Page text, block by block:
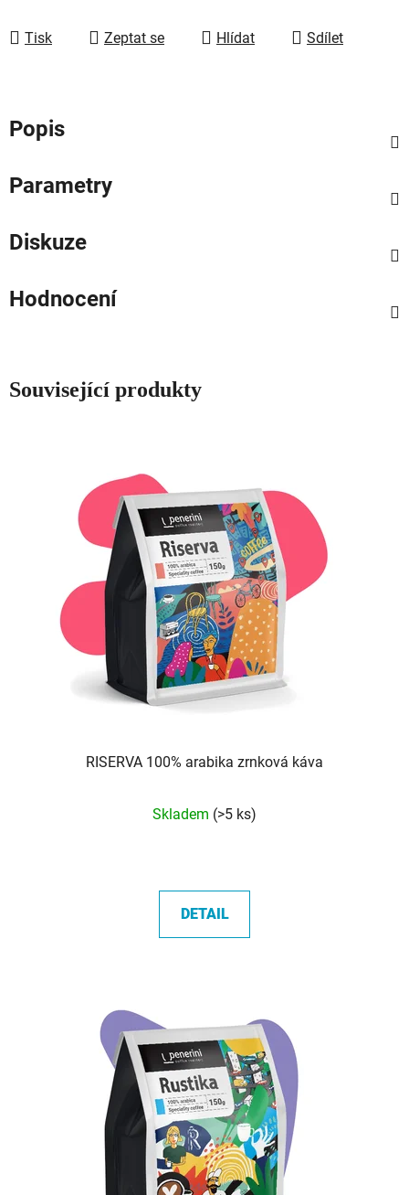
Tisk Zeptat se Hlídat Sdílet
Popis
Parametry
Diskuze
Hodnocení
Související produkty
RISERVA 100% arabika zrnková káva
hodnocení
5,0
z
Skladem (>5 ks)
DETAIL